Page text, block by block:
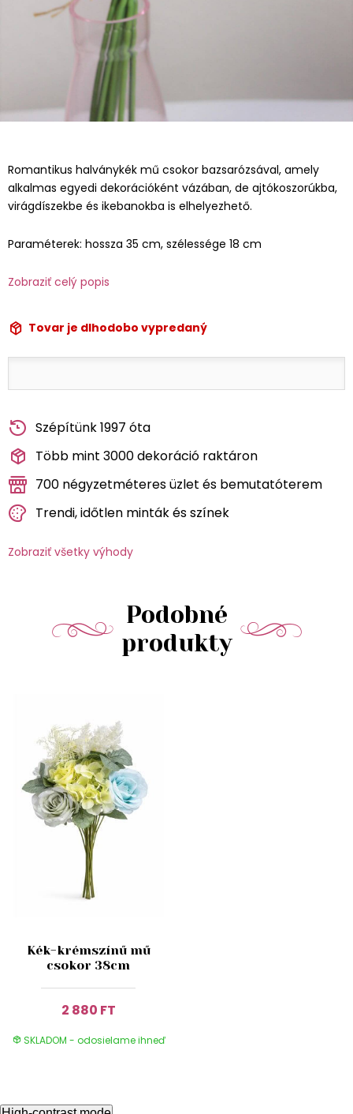
Romantikus halványkék mű csokor bazsarózsával, amely
alkalmas egyedi dekorációként vázában, de ajtókoszorúkba,
virágdíszekbe és ikebanokba is elhelyezhető.
Paraméterek: hossza 35 cm, szélessége 18 cm
Zobraziť celý popis
Tovar je dlhodobo vypredaný
Szépítünk 1997 óta
Több mint 3000 dekoráció raktáron
700 négyzetméteres üzlet és bemutatóterem
Trendi, időtlen minták és színek
Zobraziť všetky výhody
Podobné
produkty
Kék-krémszínű mű
csokor 38cm
2 880 FT
SKLADOM - odosielame ihneď